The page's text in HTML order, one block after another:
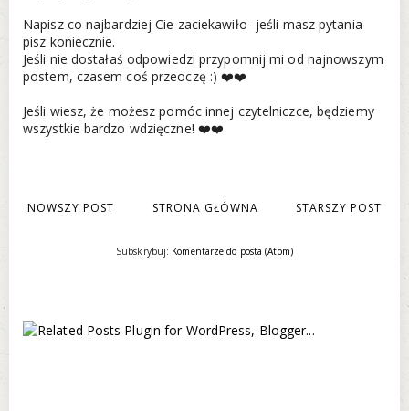
Napisz co najbardziej Cie zaciekawiło- jeśli masz pytania
pisz koniecznie.
Jeśli nie dostałaś odpowiedzi przypomnij mi od najnowszym
postem, czasem coś przeoczę :) ❤️❤️
Jeśli wiesz, że możesz pomóc innej czytelniczce, będziemy
wszystkie bardzo wdzięczne! ❤️❤️
NOWSZY POST STARSZY POST
STRONA GŁÓWNA
Subskrybuj: Komentarze do posta (Atom)